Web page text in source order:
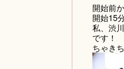
開始前
開始15
私、渋
です！
ちゃき